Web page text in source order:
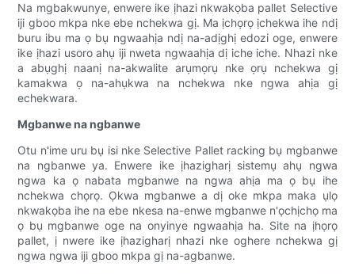
Na mgbakwunye, enwere ike ịhazi nkwakọba pallet Selective
iji gboo mkpa nke ebe nchekwa gị. Ma ịchọrọ ịchekwa ihe ndị
buru ibu ma ọ bụ ngwaahịa ndị na-adịghị edozi oge, enwere
ike ịhazi usoro ahụ iji nweta ngwaahịa dị iche iche. Nhazi nke
a abụghị naanị na-akwalite arụmọrụ nke ọrụ nchekwa gị
kamakwa ọ na-ahụkwa na nchekwa nke ngwa ahịa gị
echekwara.
Mgbanwe na ngbanwe
Otu n'ime uru bụ isi nke Selective Pallet racking bụ mgbanwe
na ngbanwe ya. Enwere ike ịhazigharị sistemụ ahụ ngwa
ngwa ka ọ nabata mgbanwe na ngwa ahịa ma ọ bụ ihe
nchekwa chọrọ. Ọkwa mgbanwe a dị oke mkpa maka ụlọ
nkwakọba ihe na ebe nkesa na-enwe mgbanwe n'ọchịchọ ma
ọ bụ mgbanwe oge na onyinye ngwaahịa ha. Site na ịhọrọ
pallet, ị nwere ike ịhazigharị nhazi nke oghere nchekwa gị
ngwa ngwa iji gboo mkpa gị na-agbanwe.